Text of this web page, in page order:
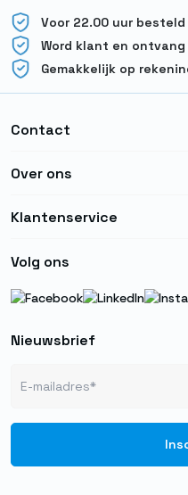
Voor 22.00 uur besteld
Word klant en
Gemakkelijk op
Contact
Over ons
Klantenservice
Volg ons
Nieuwsbrief